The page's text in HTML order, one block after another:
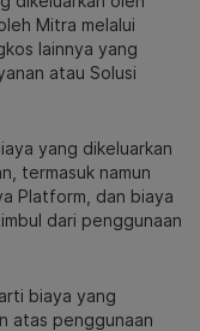
Mitra melalui
lainnya yang
atau Solusi
yang dikeluarkan
termasuk namun
Platform, dan biaya
dari penggunaan
biaya yang
atas penggunaan